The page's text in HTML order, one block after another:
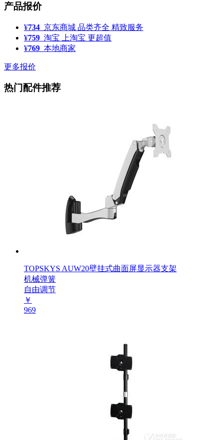
产品报价
¥734 京东商城 品类齐全 精致服务
¥759 淘宝
上淘宝 更超值
¥769 本地商家
更多报价
热门配件推荐
TOPSKYS AUW20壁挂式曲面屏显示器支架
机械弹簧
自由调节
￥
969